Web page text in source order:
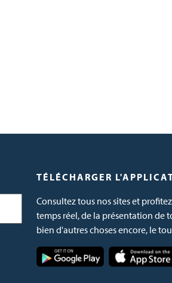
TÉLÉCHARGER
Consultez tous nos sites et
temps réel, de la présentation de
bien d'autres choses encore, le
Image
Image